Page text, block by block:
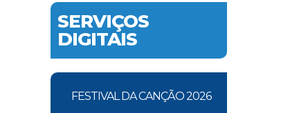
SERVIÇOS
DIGITAIS
FESTIVAL DA CANÇÃO 2026